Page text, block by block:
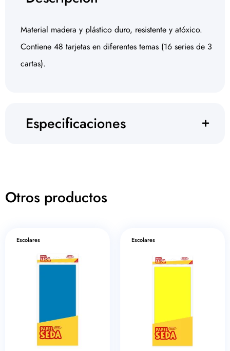
Material madera y plástico duro, resistente y atóxico.
Contiene 48 tarjetas en diferentes temas (16 series de 3
cartas).
Especificaciones
Otros productos
Escolares Escolares